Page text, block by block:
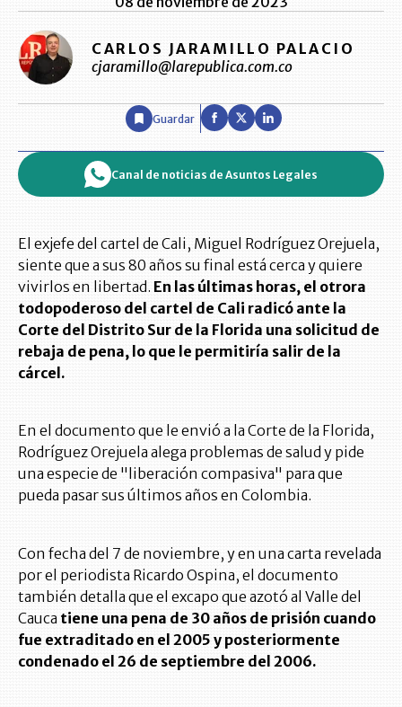
CARLOS JARAMILLO PALACIO
cjaramillo@larepublica.com.co
Guardar
Canal de noticias de Asuntos Legales
El exjefe del cartel de Cali, Miguel Rodríguez Orejuela,
siente que a sus 80 años su final está cerca y quiere
vivirlos en libertad. En las últimas horas, el otrora
todopoderoso del cartel de Cali radicó ante la
Corte del Distrito Sur de la Florida una solicitud de
rebaja de pena, lo que le permitiría salir de la
cárcel.
En el documento que le envió a la Corte de la Florida,
Rodríguez Orejuela alega problemas de salud y pide
una especie de "liberación compasiva" para que
pueda pasar sus últimos años en Colombia.
Con fecha del 7 de noviembre, y en una carta revelada
por el periodista Ricardo Ospina, el documento
también detalla que el excapo que azotó al Valle del
Cauca tiene una pena de 30 años de prisión cuando
fue extraditado en el 2005 y posteriormente
condenado el 26 de septiembre del 2006.